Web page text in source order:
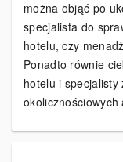
można objąć po
specjalista do
hotelu, czy
Ponadto równie
hotelu i